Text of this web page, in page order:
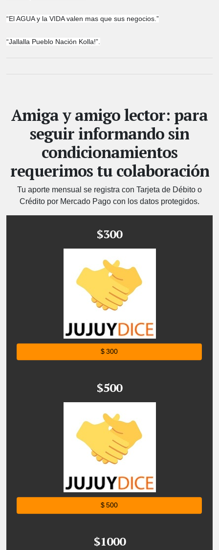
“El AGUA y la VIDA valen mas que sus negocios.”
“Jallalla Pueblo Nación Kolla!”.
Amiga y amigo lector: para
seguir informando sin
condicionamientos
requerimos tu colaboración
Tu aporte mensual se registra con Tarjeta de Débito o
Crédito por Mercado Pago con los datos protegidos.
$300
$ 300
$500
$ 500
$1000